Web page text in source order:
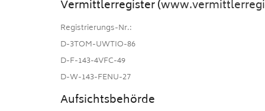
Vermittlerregister (
Registrierungs-Nr.:
D-3TOM-UWTIO-86
D-F-143-4VFC-49
D-W-143-FENU-27
Aufsichtsbehörde